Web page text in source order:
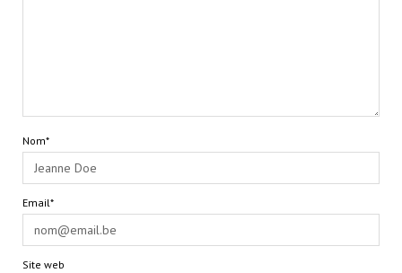
Nom*
Email*
Site web